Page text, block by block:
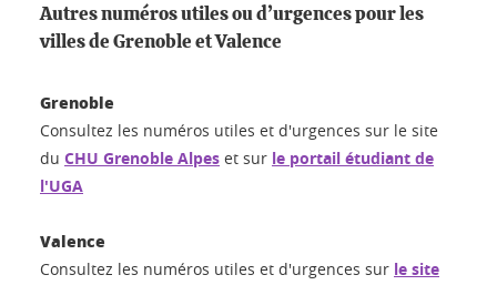
Autres numéros utiles ou d’urgences pour les
villes de Grenoble et Valence
Grenoble
Consultez les numéros utiles et d'urgences sur le site
du CHU Grenoble Alpes et sur le portail étudiant de
l'UGA
Valence
Consultez les numéros utiles et d'urgences sur le site